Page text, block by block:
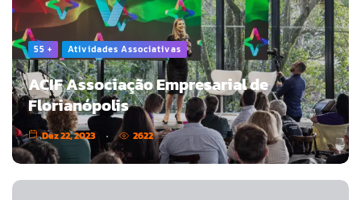
55 + Atividades Associativas
ACIF Associação Empresarial de
Florianópolis
Dez 22, 2023 2622